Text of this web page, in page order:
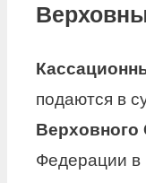
подаются в
Верховного
Федерации